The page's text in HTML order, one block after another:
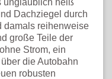
unglaublich heiß
Dachziegel durch
damals reihenweise
große Teile der
Strom, ein
die Autobahn
robusten